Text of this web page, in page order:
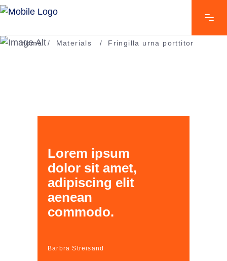
Home / Materials / Fringilla urna porttitor
Lorem ipsum
dolor sit amet,
adipiscing elit
aenean
commodo.
Barbra Streisand